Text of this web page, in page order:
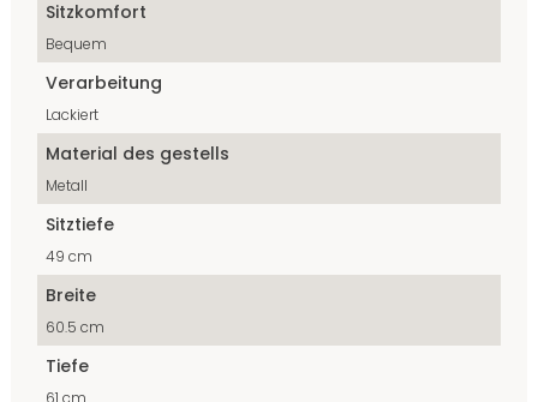
Sitzkomfort
Bequem
Verarbeitung
Lackiert
Material des gestells
Metall
Sitztiefe
49 cm
Breite
60.5 cm
Tiefe